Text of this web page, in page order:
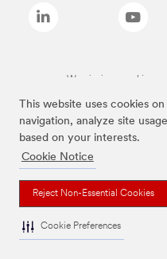
This website uses cookies
navigation, analyze site
based on your interests.
Cookie Notice
Reject Non-Essential Cookies
Cookie Preferences
Wymienione marki są